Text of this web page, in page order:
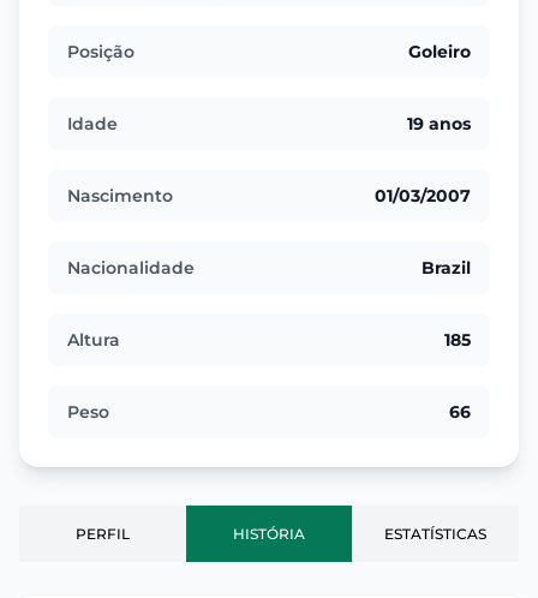
Posição Goleiro
Idade 19 anos
Nascimento 01/03/2007
Nacionalidade Brazil
Altura 185
Peso 66
PERFIL HISTÓRIA ESTATÍSTICAS